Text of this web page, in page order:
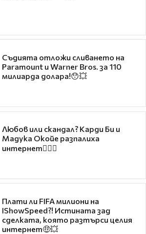
Съдията отложи сливането на
Paramount и Warner Bros. за 110
милиарда долара!😯💥
Любов или скандал? Карди Би и
Мадука Окойе разпалиха
интернет❤️‍🔥🔥
Плати ли FIFA милиони на
IShowSpeed?! Истината зад
сделката, която разтърси целия
интернет🤑💥